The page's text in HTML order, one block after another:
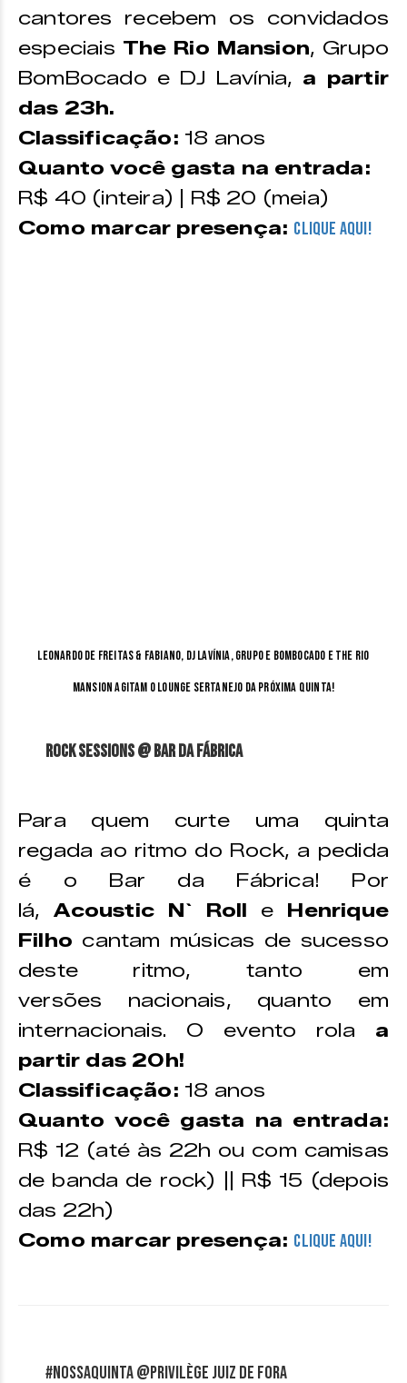
cantores recebem os convidados
especiais The Rio Mansion, Grupo
BomBocado e DJ Lavínia, a partir
das 23h.
Classificação: 18 anos
Quanto você gasta na entrada:
R$ 40 (inteira) | R$ 20 (meia)
Como marcar presença: CLIQUE AQUI!
Leonardo de Freitas & Fabiano, DJ Lavínia, Grupo e Bombocado e The Rio
Mansion agitam o Lounge Sertanejo da próxima quinta!
Rock Sessions @ Bar da Fábrica
Para quem curte uma quinta
regada ao ritmo do Rock, a pedida
é o Bar da Fábrica! Por
lá,Acoustic N` Roll e Henrique
Filho cantam músicas de sucesso
deste ritmo, tanto em
versões nacionais, quanto em
internacionais. O evento rola a
partir das 20h!
Classificação: 18 anos
Quanto você gasta na entrada:
R$ 12 (até às 22h ou com camisas
de banda de rock) || R$ 15 (depois
das 22h)
Como marcar presença: CLIQUE AQUI!
#NossaQuinta @Privilège Juiz de Fora